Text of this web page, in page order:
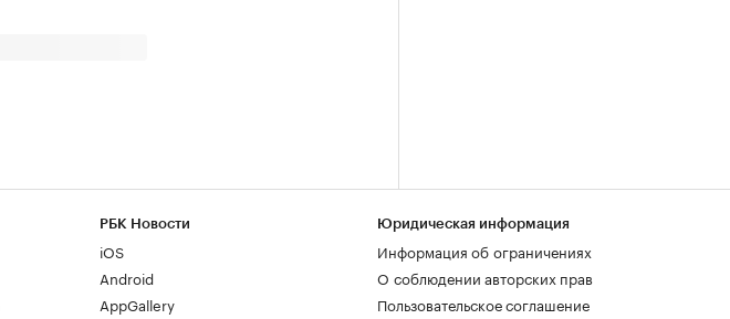
РБК Новости
iOS
Android
AppGallery
Юридическая информация
Информация об ограничениях
О соблюдении авторских прав
Пользовательское соглашение